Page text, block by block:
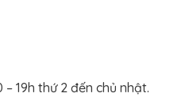
– 19h thứ 2 đến chủ nhật.